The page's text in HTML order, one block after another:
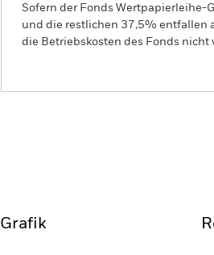
Sofern der Fonds Wertpapierleihe-
und die restlichen 37,5% entfallen
die Betriebskosten des Fonds
Grafik